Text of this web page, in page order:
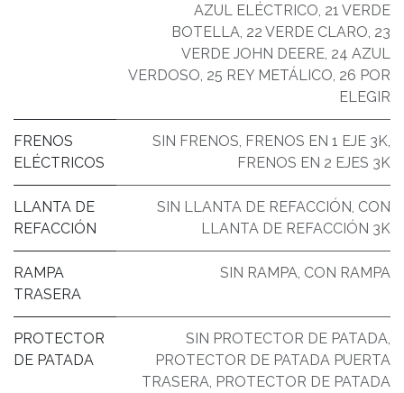
AZUL ELÉCTRICO, 21 VERDE
BOTELLA, 22 VERDE CLARO, 23
VERDE JOHN DEERE, 24 AZUL
VERDOSO, 25 REY METÁLICO, 26 POR
ELEGIR
FRENOS
ELÉCTRICOS
SIN FRENOS, FRENOS EN 1 EJE 3K,
FRENOS EN 2 EJES 3K
LLANTA DE
REFACCIÓN
SIN LLANTA DE REFACCIÓN, CON
LLANTA DE REFACCIÓN 3K
RAMPA
TRASERA
SIN RAMPA, CON RAMPA
PROTECTOR
DE PATADA
SIN PROTECTOR DE PATADA,
PROTECTOR DE PATADA PUERTA
TRASERA, PROTECTOR DE PATADA